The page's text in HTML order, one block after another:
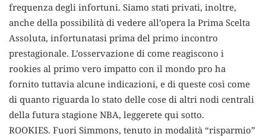
frequenza degli infortuni. Siamo stati privati, inoltre,
anche della possibilità di vedere all’opera la Prima Scelta
Assoluta, infortunatasi prima del primo incontro
prestagionale. L’osservazione di come reagiscono i
rookies al primo vero impatto con il mondo pro ha
fornito tuttavia alcune indicazioni, e di queste così come
di quanto riguarda lo stato delle cose di altri nodi centrali
della futura stagione NBA, leggerete qui sotto.
ROOKIES. Fuori Simmons, tenuto in modalità “risparmio”